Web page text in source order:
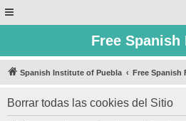
Free Spanish
Spanish Institute of Puebla Free Spanish
Borrar todas las cookies del Sitio